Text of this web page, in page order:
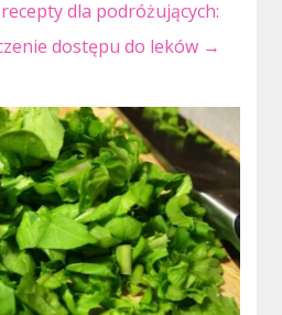
dla podróżujących:
dostępu do leków →